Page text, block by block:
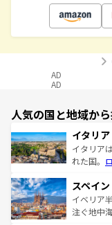
AD
AD
人気の国と地域か
イタリア
イタリア
れた国。
ろん、ト
景など、
ピザやパ
スペイン
イベリア
注ぐ地中